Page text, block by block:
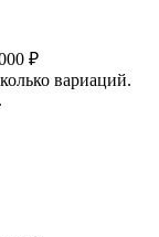
₽
вариаций.